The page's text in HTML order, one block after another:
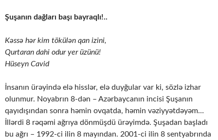
Şuşanın dağları başı bayraqlı!..
Kəssə hər kim tökülən qan izini,
Qurtaran dahi odur yer üzünü!
Hüseyn Cavid
İnsanın ürəyində elə hisslər, elə duyğular var ki, sözlə izhar
olunmur. Noyabrın 8-dən – Azərbaycanın incisi Şuşanın
qayıdışından sonra həmin ovqatda, həmin vəziyyətdəyəm…
İllərdi 8 rəqəmi ağrıya dönmüşdü ürəyimdə. Şuşadan başladı
bu ağrı – 1992-ci ilin 8 mayından. 2001-ci ilin 8 sentyabrında